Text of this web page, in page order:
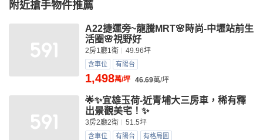
附近搶手物件推薦
A22捷運旁~龍騰MRT🌸時尚-中壢站前生
活圈🌸視野好
2房1廳1衛 49.96坪
含車位 有陽台
1,498萬/坪 46.69萬/坪
🌟✨宜雄玉荷-近青埔大三房車，稀有釋
出景觀美宅！✨
3房2廳2衛 51.5坪
含車位 有陽台 有格局圖